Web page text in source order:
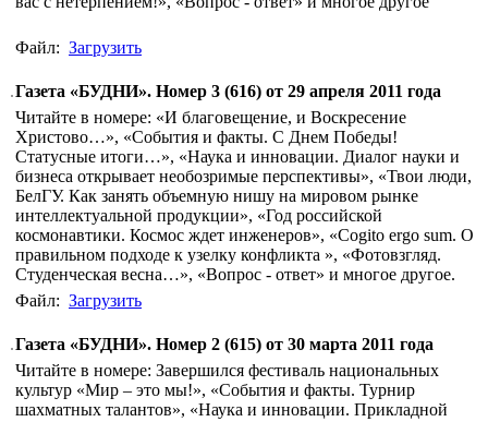
Файл: Загрузить
Газета «БУДНИ». Номер 3 (616) от 29 апреля 2011 года
Читайте в номере: «И благовещение, и Воскресение
Христово…», «События и факты. С Днем Победы!
Статусные итоги…», «Наука и инновации. Диалог науки и
бизнеса открывает необозримые перспективы», «Твои люди,
БелГУ. Как занять объемную нишу на мировом рынке
интеллектуальной продукции», «Год российской
космонавтики. Космос ждет инженеров», «Cogito ergo sum. О
правильном подходе к узелку конфликта », «Фотовзгляд.
Студенческая весна…», «Вопрос - ответ» и многое другое.
Файл: Загрузить
Газета «БУДНИ». Номер 2 (615) от 30 марта 2011 года
Читайте в номере: Завершился фестиваль национальных
культур «Мир – это мы!», «События и факты. Турнир
шахматных талантов», «Наука и инновации. Прикладной